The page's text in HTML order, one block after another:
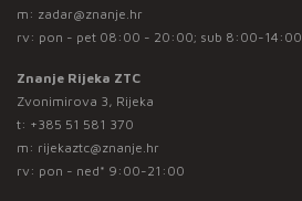
m: zadar@znanje.hr
rv: pon - pet 08:00 - 20:00; sub 8:00-14:00
Znanje Rijeka ZTC
Zvonimirova 3, Rijeka
t: +385 51 581 370
m: rijekaztc@znanje.hr
rv: pon - ned* 9:00-21:00